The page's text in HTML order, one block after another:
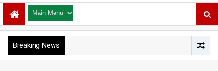
Breaking News